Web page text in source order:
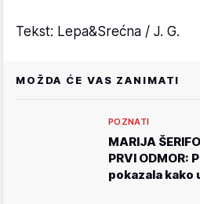
Tekst: Lepa&Srećna / J. G.
MOŽDA ĆE VAS ZANIMATI
POZNATI
MARIJA
PRVI ODMOR:
pokazala kako